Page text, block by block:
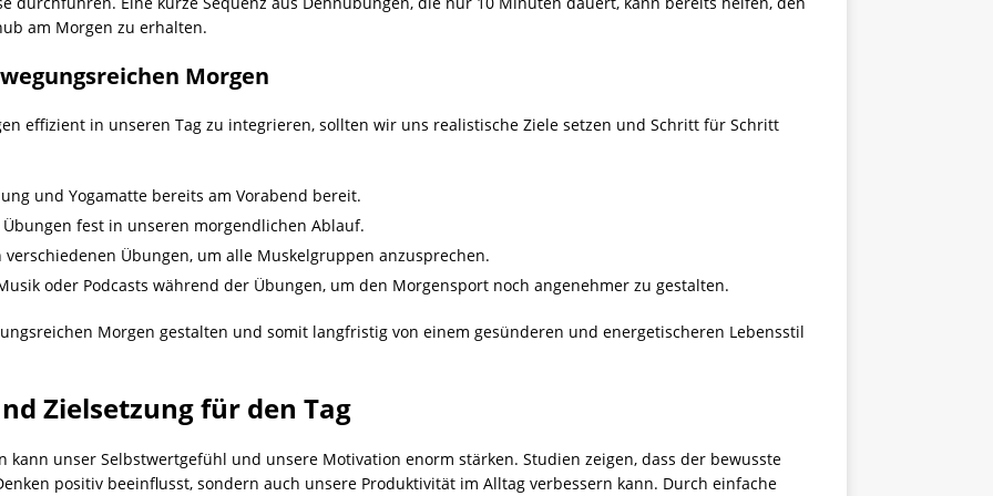
am Morgen zu erhalten.
Morgen
effizient in unseren Tag zu integrieren, sollten wir uns realistische Ziele setzen und Schritt für Schritt
und Yogamatte bereits am Vorabend bereit.
fest in unseren morgendlichen Ablauf.
Übungen, um alle Muskelgruppen anzusprechen.
oder Podcasts während der Übungen, um den Morgensport noch angenehmer zu gestalten.
Morgen gestalten und somit langfristig von einem gesünderen und energetischeren Lebensstil
Zielsetzung für den Tag
kann unser Selbstwertgefühl und unsere Motivation enorm stärken. Studien zeigen, dass der bewusste
positiv beeinflusst, sondern auch unsere Produktivität im Alltag verbessern kann. Durch einfache